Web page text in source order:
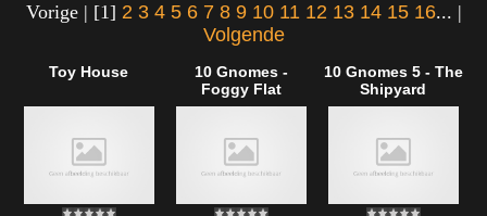
Vorige | [1] 2 3 4 5 6 7 8 9 10 11 12 13 14 15 16... |
Volgende
Toy House
10 Gnomes -
Foggy Flat
10 Gnomes 5 - The
Shipyard